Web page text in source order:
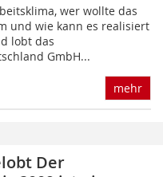
wer wollte das
und wie kann es realisiert
lobt das
GmbH...
mehr
Der